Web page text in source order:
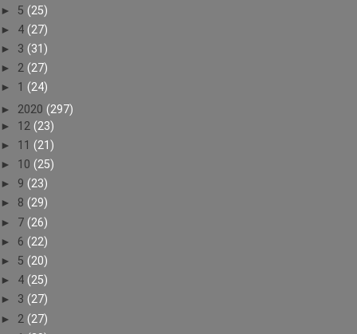
► 5 (25)
► 4 (27)
► 3 (31)
► 2 (27)
► 1 (24)
► 2020 (297)
► 12 (23)
► 11 (21)
► 10 (25)
► 9 (23)
► 8 (29)
► 7 (26)
► 6 (22)
► 5 (20)
► 4 (25)
► 3 (27)
► 2 (27)